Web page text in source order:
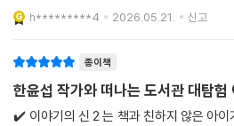
금해하고 상상하는 것부터 시작해도 된다
상적이었어요~ㅎㅎㅎ 책과 조금 더 가까워
h*********4 2026.05.21. 신고
종이책
한윤섭 작가와 떠나는 도서관 대탐험
✔️ 이야기의 신 2 는 책과 친하지 않은 아이